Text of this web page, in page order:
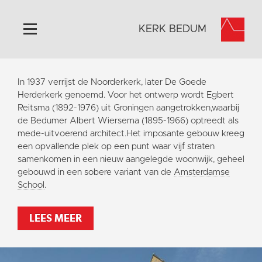
Home
Algemeen
Historie
Omgeving
Activiteiten
Steun ons
Contact
Vaktaal
KERK BEDUM
In 1937 verrijst de Noorderkerk, later De Goede
Herderkerk genoemd. Voor het ontwerp wordt Egbert
Reitsma (1892-1976) uit Groningen aangetrokken,waarbij
de Bedumer Albert Wiersema (1895-1966) optreedt als
mede-uitvoerend architect.Het imposante gebouw kreeg
een opvallende plek op een punt waar vijf straten
samenkomen in een nieuw aangelegde woonwijk, geheel
gebouwd in een sobere variant van de Amsterdamse
School .
LEES MEER